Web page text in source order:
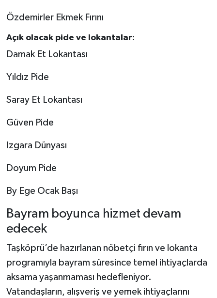
Özdemirler Ekmek Fırını
Açık olacak pide ve lokantalar:
Damak Et Lokantası
Yıldız Pide
Saray Et Lokantası
Güven Pide
Izgara Dünyası
Doyum Pide
By Ege Ocak Başı
Bayram boyunca hizmet devam
edecek
Taşköprü’de hazırlanan nöbetçi fırın ve lokanta
programıyla bayram süresince temel ihtiyaçlarda
aksama yaşanmaması hedefleniyor.
Vatandaşların, alışveriş ve yemek ihtiyaçlarını